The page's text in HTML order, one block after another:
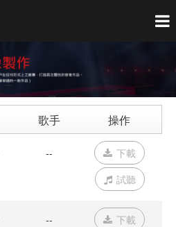
歌手 操作
--
下載
試聽
--
下載